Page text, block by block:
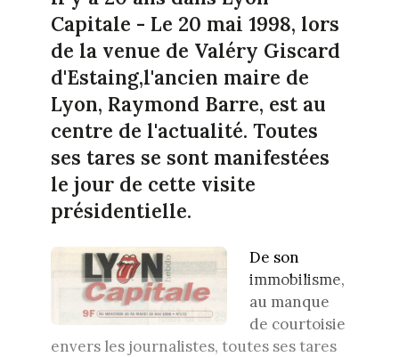
Capitale - Le 20 mai 1998, lors
de la venue de Valéry Giscard
d'Estaing,l'ancien maire de
Lyon, Raymond Barre, est au
centre de l'actualité. Toutes
ses tares se sont manifestées
le jour de cette visite
présidentielle.
De son
immobilisme,
au manque
de courtoisie
envers les journalistes, toutes ses tares